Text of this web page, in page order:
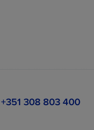
+351 308 803 400